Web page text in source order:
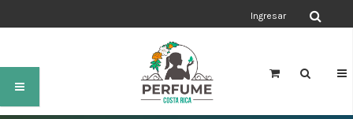
Ingresar